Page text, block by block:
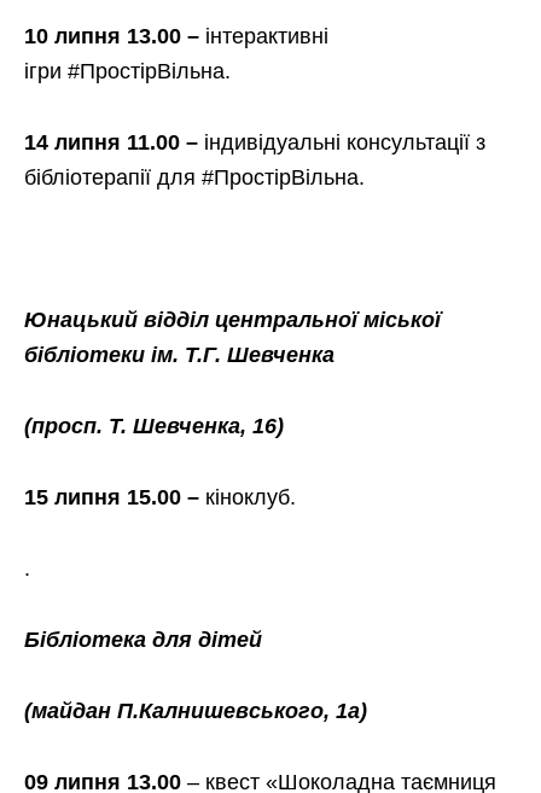
10 липня 13.00 – інтерактивні
ігри #ПростірВільна.
14 липня 11.00 – індивідуальні консультації з
бібліотерапії для #ПростірВільна.
Юнацький відділ центральної міської
бібліотеки ім. Т.Г. Шевченка
(просп. Т. Шевченка, 16)
15 липня 15.00 – кіноклуб.
.
Бібліотека для дітей
(майдан П.Калнишевського, 1а)
09 липня 13.00 – квест «Шоколадна таємниця